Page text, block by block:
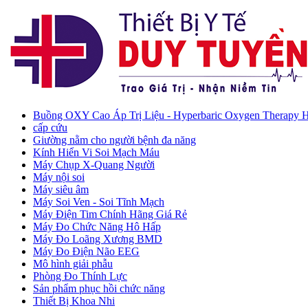
Buồng OXY Cao Áp Trị Liệu - Hyperbaric Oxygen Therapy
cấp cứu
Giường nằm cho người bệnh đa năng
Kính Hiển Vi Soi Mạch Máu
Máy Chụp X-Quang Người
Máy nội soi
Máy siêu âm
Máy Soi Ven - Soi Tĩnh Mạch
Máy Điện Tim Chính Hãng Giá Rẻ
Máy Đo Chức Năng Hô Hấp
Máy Đo Loãng Xương BMD
Máy Đo Điện Não EEG
Mô hình giải phẫu
Phòng Đo Thính Lực
Sản phẩm phục hồi chức năng
Thiết Bị Khoa Nhi